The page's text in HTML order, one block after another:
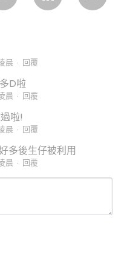
晨 · 回覆
D啦
晨 · 回覆
啦!
晨 · 回覆
多後生仔被利用
晨 · 回覆